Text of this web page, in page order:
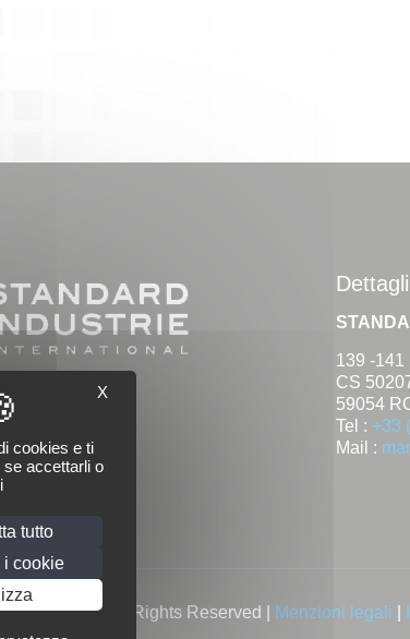
139 -141
CS
59054
Tel : +33
Mail :
Industrie | All Rights Reserved | Menzioni legali
X
cookies e ti
accettarli o
tutto
i cookie